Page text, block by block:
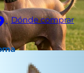
Dónde comprar